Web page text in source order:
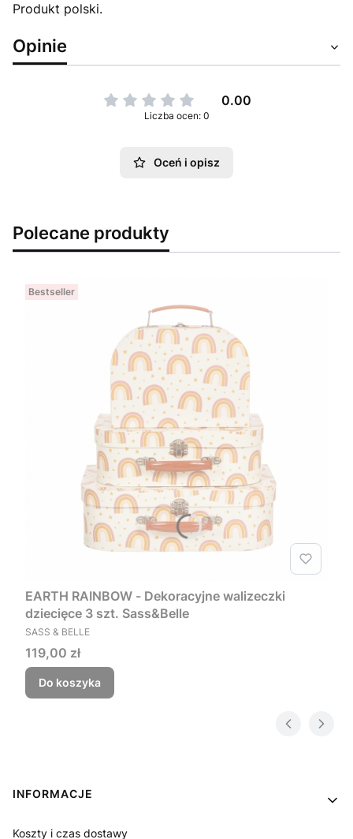
Produkt polski.
Opinie
0.00
Liczba ocen: 0
Oceń i opisz
Polecane produkty
Bestseller
EARTH RAINBOW - Dekoracyjne walizeczki
dziecięce 3 szt. Sass&Belle
PRODUCENT
SASS & BELLE
Cena
119,00 zł
Do koszyka
Linki w stopce
INFORMACJE
Koszty i czas dostawy